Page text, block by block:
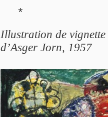
*
Illustration de
d’Asger Jorn, 1957